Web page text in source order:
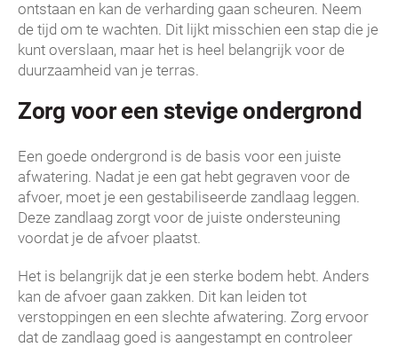
ontstaan en kan de verharding gaan scheuren. Neem
de tijd om te wachten. Dit lijkt misschien een stap die je
kunt overslaan, maar het is heel belangrijk voor de
duurzaamheid van je terras.
Zorg voor een stevige ondergrond
Een goede ondergrond is de basis voor een juiste
afwatering. Nadat je een gat hebt gegraven voor de
afvoer, moet je een gestabiliseerde zandlaag leggen.
Deze zandlaag zorgt voor de juiste ondersteuning
voordat je de afvoer plaatst.
Het is belangrijk dat je een sterke bodem hebt. Anders
kan de afvoer gaan zakken. Dit kan leiden tot
verstoppingen en een slechte afwatering. Zorg ervoor
dat de zandlaag goed is aangestampt en controleer